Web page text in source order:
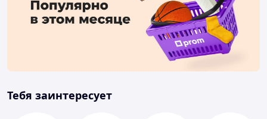
Тебя заинтересует